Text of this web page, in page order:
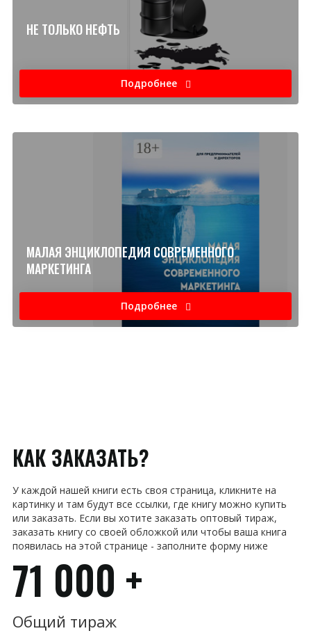
Подробнее
НЕ ТОЛЬКО НЕФТЬ
Подробнее
МАЛАЯ ЭНЦИКЛОПЕДИЯ СОВРЕМЕННОГО
МАРКЕТИНГА
КАК ЗАКАЗАТЬ?
У каждой нашей книги есть своя страница, кликните на
картинку и там будут все ссылки, где книгу можно купить
или заказать. Если вы хотите заказать оптовый тираж,
заказать книгу со своей обложкой или чтобы ваша книга
появилась на этой странице - заполните форму ниже
71 000 +
Общий тираж